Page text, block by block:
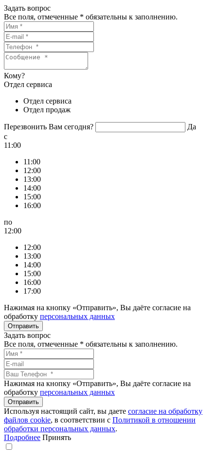
Задать вопрос
Все поля, отмеченные * обязательны к заполнению.
Кому?
Отдел сервиса
Отдел сервиса
Отдел продаж
Перезвонить Вам сегодня?
Да
c
11:00
11:00
12:00
13:00
14:00
15:00
16:00
по
12:00
12:00
13:00
14:00
15:00
16:00
17:00
Нажимая на кнопку «Отправить», Вы даёте согласие на
обработку персональных данных
Задать вопрос
Все поля, отмеченные * обязательны к заполнению.
Нажимая на кнопку «Отправить», Вы даёте согласие на
обработку персональных данных
Используя настоящий сайт, вы даете согласие на обработку
файлов сookie, в соответствии с Политикой в отношении
обработки персональных данных.
Подробнее Принять